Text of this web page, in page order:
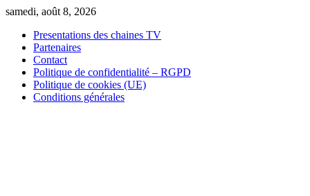
Skip
content
samedi, août 8, 2026
Presentations des chaines TV
Partenaires
Contact
Politique de confidentialité – RGPD
Politique de cookies (UE)
Conditions générales